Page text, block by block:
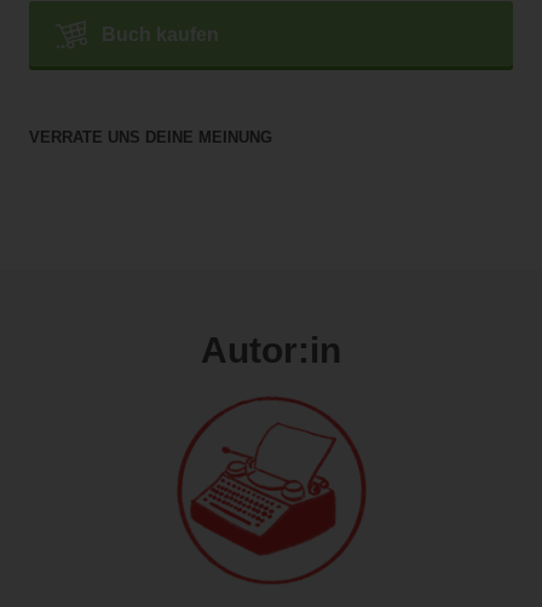
Buch kaufen
VERRATE UNS DEINE MEINUNG
Autor:in